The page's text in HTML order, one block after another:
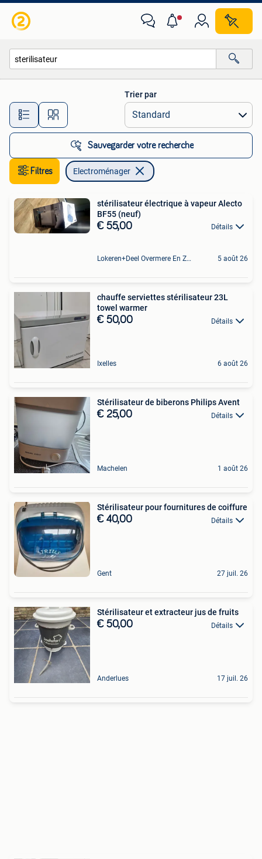
Toutes les distances…
Trier par
Sauvegarder votre recherche
Filtres Electroménager
stérilisateur électrique à vapeur Alecto
BF55 (neuf)
€ 55,00 Détails
Lokeren+Deel Overmere En Zele 5 août 26
chauffe serviettes stérilisateur 23L
towel warmer
€ 50,00 Détails
Ixelles 6 août 26
Stérilisateur de biberons Philips Avent
€ 25,00 Détails
Machelen 1 août 26
Stérilisateur pour fournitures de coiffure
€ 40,00 Détails
Gent 27 juil. 26
Stérilisateur et extracteur jus de fruits
€ 50,00 Détails
Anderlues 17 juil. 26